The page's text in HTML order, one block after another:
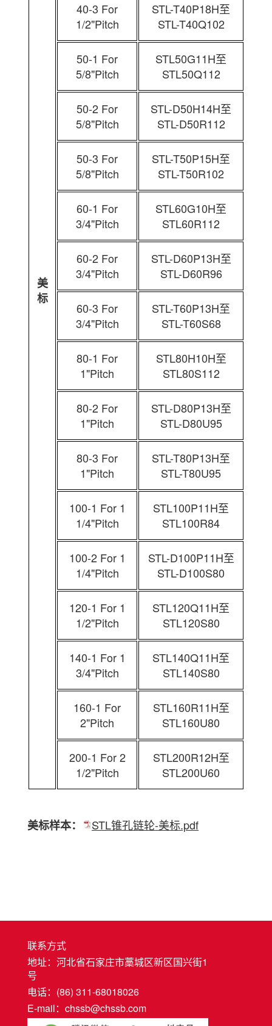
美
标
40-3 For
1/2"Pitch
STL-T40P18H至
STL-T40Q102
50-1 For
5/8"Pitch
STL50G11H至
STL50Q112
50-2 For
5/8"Pitch
STL-D50H14H至
STL-D50R112
50-3 For
5/8"Pitch
STL-T50P15H至
STL-T50R102
60-1 For
3/4"Pitch
STL60G10H至
STL60R112
60-2 For
3/4"Pitch
STL-D60P13H至
STL-D60R96
60-3 For
3/4"Pitch
STL-T60P13H至
STL-T60S68
80-1 For
1"Pitch
STL80H10H至
STL80S112
80-2 For
1"Pitch
STL-D80P13H至
STL-D80U95
80-3 For
1"Pitch
STL-T80P13H至
STL-T80U95
100-1 For 1
1/4"Pitch
STL100P11H至
STL100R84
100-2 For 1
1/4"Pitch
STL-D100P11H至
STL-D100S80
120-1 For 1
1/2"Pitch
STL120Q11H至
STL120S80
140-1 For 1
3/4"Pitch
STL140Q11H至
STL140S80
160-1 For
2"Pitch
STL160R11H至
STL160U80
200-1 For 2
1/2"Pitch
STL200R12H至
STL200U60
美标样本： STL锥孔链轮-美标.pdf
联系方式
地址：河北省石家庄市藁城区新区国兴街1
号
电话：(86) 311-68018026
E-mail：chssb@chssb.com